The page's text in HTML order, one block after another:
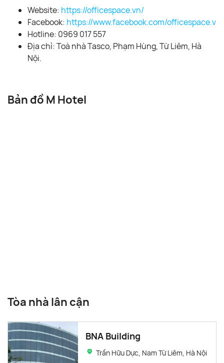
Website: https://officespace.vn/
Facebook: https://www.facebook.com/officespace.vn/
Hotline: 0969 017 557
Địa chỉ: Toà nhà Tasco, Phạm Hùng, Từ Liêm, Hà
Nội.
Bản đồ M Hotel
Tòa nhà lân cận
BNA Building
Trần Hữu Dực, Nam Từ Liêm, Hà Nội